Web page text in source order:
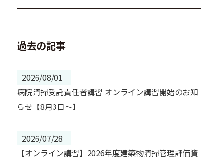
過去の記事
2026/08/01
病院清掃受託責任者講習 オンライン講習開始のお知
らせ【8月3日～】
2026/07/28
【オンライン講習】2026年度建築物清掃管理評価資